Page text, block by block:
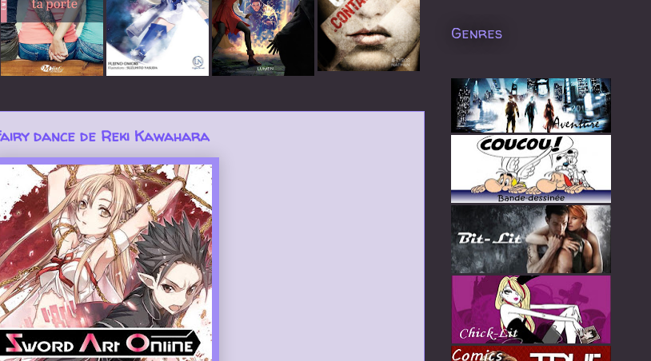
dance de Reki Kawahara
Genres